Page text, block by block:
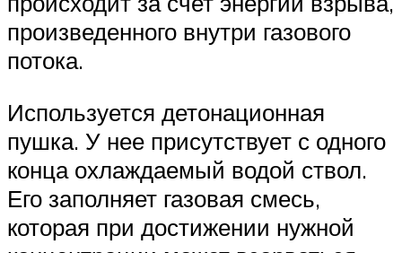
произведенного внутри газового
потока.
Используется детонационная
пушка. У нее присутствует с одного
конца охлаждаемый водой ствол.
Его заполняет газовая смесь,
которая при достижении нужной